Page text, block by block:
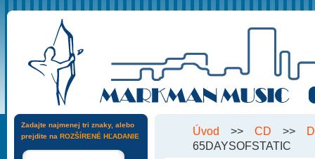
Úvod >> CD >>
65DAYSOFSTATIC
Zadajte najmenej tri znaky, alebo
prejdite na ROZŠÍRENÉ HĽADANIE